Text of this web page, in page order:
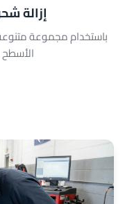
إزالة
باستخدام مجموعة